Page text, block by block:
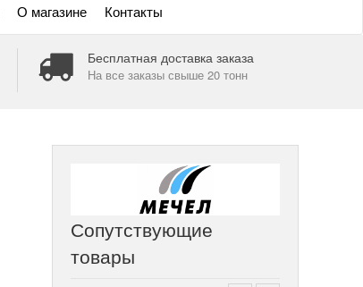
О магазине Контакты
Бесплатная доставка заказа
На все заказы свыше 20 тонн
Сопутствующие
товары